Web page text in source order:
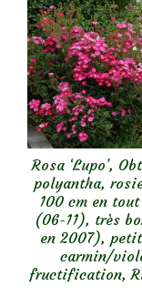
Rosa ‘Lupo’,
polyantha,
100 cm en
(06-11), très
en 2007),
carmin/
fructification,